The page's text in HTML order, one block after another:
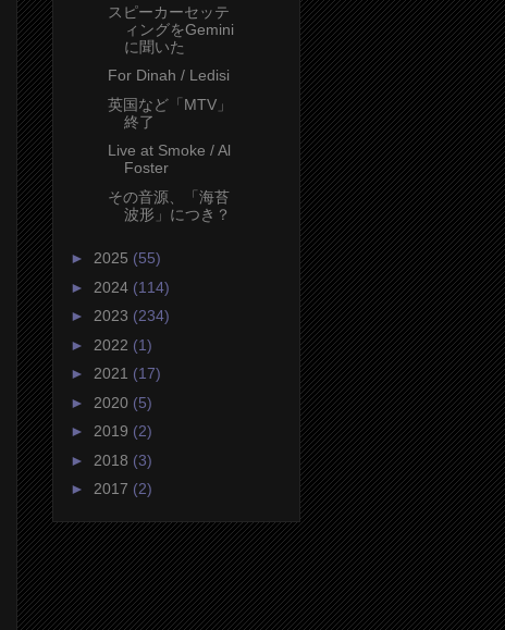
スピーカーセッテ
ィングをGemini
に聞いた
For Dinah / Ledisi
英国など「MTV」
終了
Live at Smoke / Al
Foster
その音源、「海苔
波形」につき？
► 2025 (55)
► 2024 (114)
► 2023 (234)
► 2022 (1)
► 2021 (17)
► 2020 (5)
► 2019 (2)
► 2018 (3)
► 2017 (2)